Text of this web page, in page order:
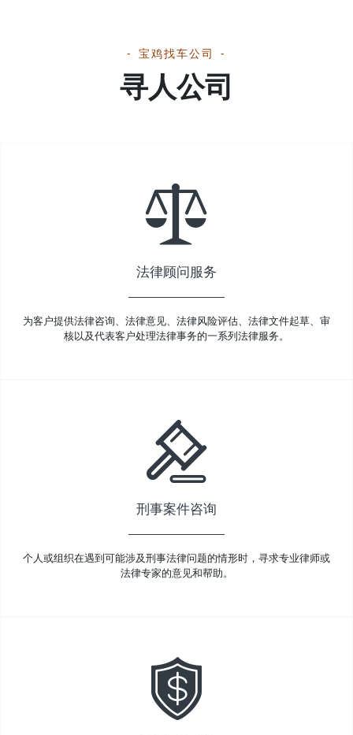
宝鸡找车公司
寻人公司
法律顾问服务
为客户提供法律咨询、法律意见、法律风险评估、法律文件起草、审
核以及代表客户处理法律事务的一系列法律服务。
刑事案件咨询
个人或组织在遇到可能涉及刑事法律问题的情形时，寻求专业律师或
法律专家的意见和帮助。